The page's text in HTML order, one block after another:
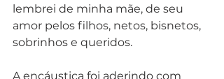
lembrei de minha mãe, de seu
amor pelos filhos, netos, bisnetos,
sobrinhos e queridos.
A encáustica foi aderindo com